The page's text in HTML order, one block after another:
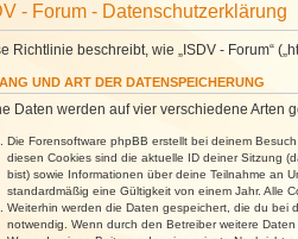
- Forum - Datenschutzerklärung
Richtlinie beschreibt, wie „ISDV - Forum“
UND ART DER DATENSPEICHERUNG
Daten werden auf vier verschiedene Arten
Die Forensoftware phpBB erstellt bei deinem
diesen Cookies sind die aktuelle ID deiner Sitzung
bist) sowie Informationen über deine Teilnahme an
standardmäßig eine Gültigkeit von einem Jahr. Alle
Weiterhin werden die Daten gespeichert, die du bei
notwendig. Wenn durch den Betreiber weitere